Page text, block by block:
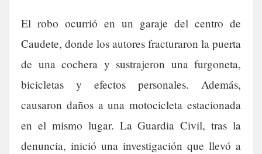
El robo ocurrió en un garaje del centro de
Caudete, donde los autores fracturaron la puerta
de una cochera y sustrajeron una furgoneta,
bicicletas y efectos personales. Además,
causaron daños a una motocicleta estacionada
en el mismo lugar. La Guardia Civil, tras la
denuncia, inició una investigación que llevó a